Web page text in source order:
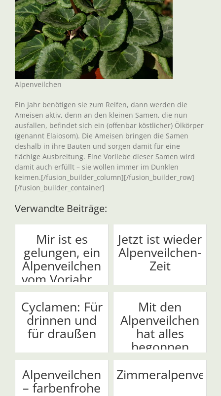
Alpenveilchen
Ein Jahr benötigen sie zum Reifen, dann werden die
Ameisen aktiv, denn an den kleinen Samen, die nun
ausfallen, befindet sich ein (offenbar köstlicher) Ölkörper
(genannt Elaiosom). Die Ameisen bringen die Samen
deshalb in ihre Bauten und sorgen damit für eine
flächige Ausbreitung. Eine Vorliebe dieser Samen wird
damit auch erfüllt – sie wollen immer im Dunklen
keimen.[/fusion_builder_column][/fusion_builder_row]
[/fusion_builder_container]
Verwandte Beiträge:
Mir ist es
gelungen, ein
Alpenveilchen
vom Vorjahr...
Jetzt ist wieder
Alpenveilchen-
Zeit
Cyclamen: Für
drinnen und
für draußen
Mit den
Alpenveilchen
hat alles
begonnen
Alpenveilchen
– farbenfrohe